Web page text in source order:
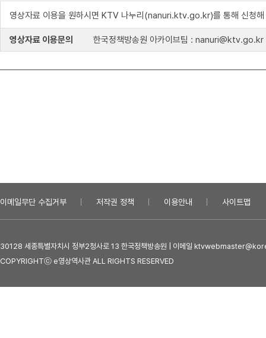
영상자료 이용을 원하시면 KTV 나누리(nanuri.ktv.go.kr)를 통해 신청해
영상자료 이용문의 한국정책방송원 아카이브팀 : nanuri@ktv.go.kr
이메일무단 수집거부 저작권 정책 이용안내 사이트맵
30128 세종특별자치시 정부2청사로 13 한국정책방송원 | 이메일
COPYRIGHTⓒ e영상역사관 ALL RIGHTS RESERVED